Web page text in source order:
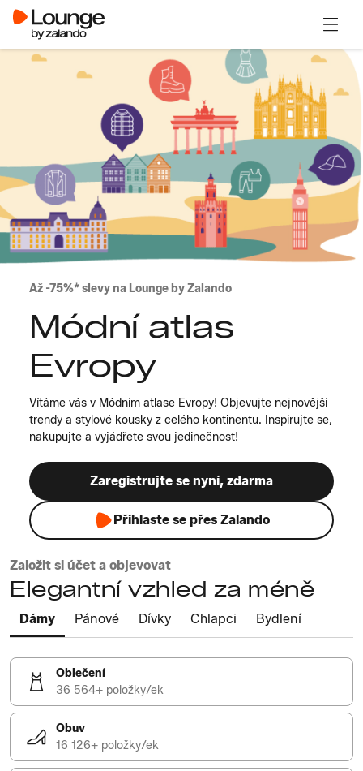
Až -75%* slevy na Lounge by Zalando
Módní atlas
Evropy
Vítáme vás v Módním atlase Evropy! Objevujte nejnovější
trendy a stylové kousky z celého kontinentu. Inspirujte se,
nakupujte a vyjádřete svou jedinečnost!
Zaregistrujte se nyní, zdarma
Přihlaste se přes Zalando
Založit si účet a objevovat
Elegantní vzhled za méně
Dámy Pánové Dívky Chlapci Bydlení
Oblečení
36 564+ položky/ek
Obuv
16 126+ položky/ek